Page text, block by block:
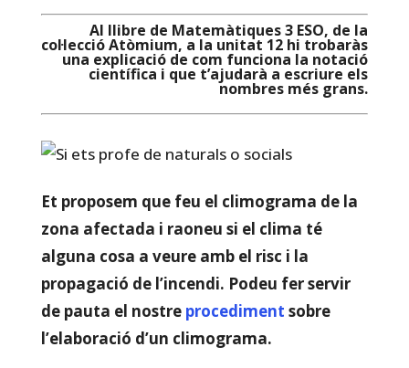
Al llibre de Matemàtiques 3 ESO, de la
col·lecció Atòmium, a la unitat 12 hi trobaràs
una explicació de com funciona la notació
científica i que t’ajudarà a escriure els
nombres més grans.
Et proposem que feu el climograma de la
zona afectada i raoneu si el clima té
alguna cosa a veure amb el risc i la
propagació de l’incendi. Podeu fer servir
de pauta el nostre procediment sobre
l’elaboració d’un climograma.